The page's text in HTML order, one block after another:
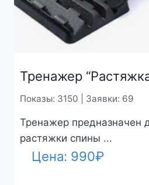
Тренажер
Показы: 3150 | Заявки: 69
Тренажер предназначен
растяжки спины ...
Цена: 990₽